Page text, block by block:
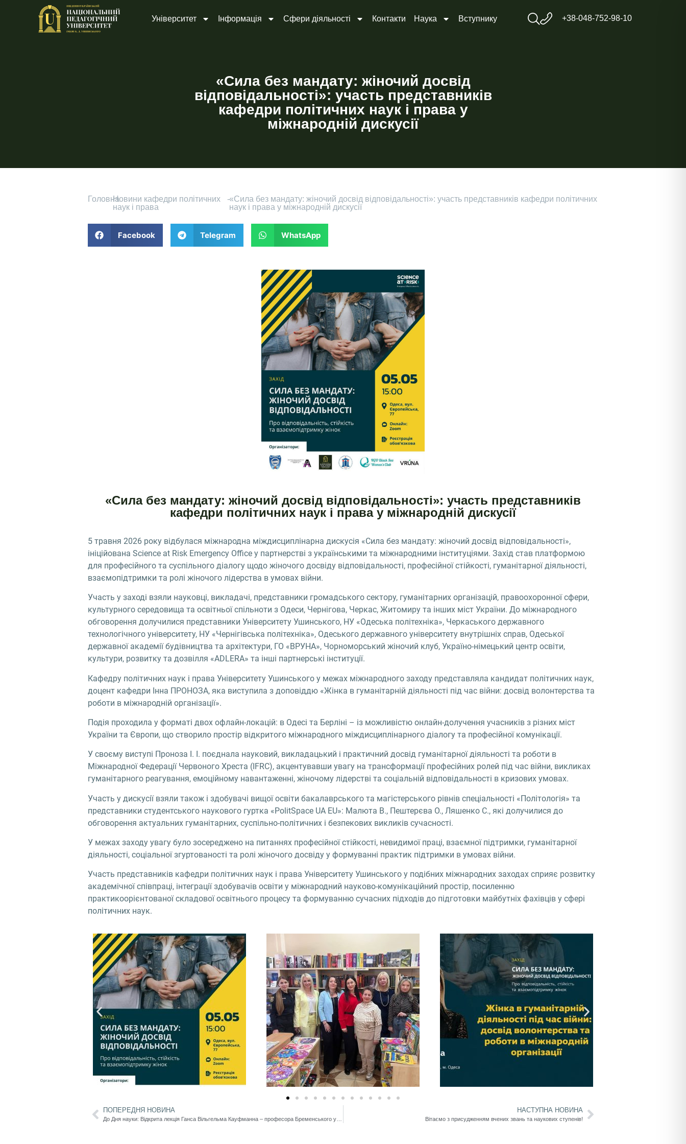
Університет Інформація Сфери діяльності Контакти Наука Вступнику +38-048-752-98-10
«Сила без мандату: жіночий досвід
відповідальності»: участь представників
кафедри політичних наук і права у
міжнародній дискусії
Головна
-Новини кафедри політичних
наук і права
-«Сила без мандату: жіночий досвід відповідальності»: участь представників кафедри політичних
наук і права у міжнародній дискусії
Facebook Telegram WhatsApp
«Сила без мандату: жіночий досвід відповідальності»: участь представників
кафедри політичних наук і права у міжнародній дискусії
5 травня 2026 року відбулася міжнародна міждисциплінарна дискусія «Сила без мандату: жіночий досвід відповідальності»,
ініційована Science at Risk Emergency Office у партнерстві з українськими та міжнародними інституціями. Захід став платформою
для професійного та суспільного діалогу щодо жіночого досвіду відповідальності, професійної стійкості, гуманітарної діяльності,
взаємопідтримки та ролі жіночого лідерства в умовах війни.
Участь у заході взяли науковці, викладачі, представники громадського сектору, гуманітарних організацій, правоохоронної сфери,
культурного середовища та освітньої спільноти з Одеси, Чернігова, Черкас, Житомиру та інших міст України. До міжнародного
обговорення долучилися представники Університету Ушинського, НУ «Одеська політехніка», Черкаського державного
технологічного університету, НУ «Чернігівська політехніка», Одеського державного університету внутрішніх справ, Одеської
державної академії будівництва та архітектури, ГО «ВРУНА», Чорноморський жіночий клуб, Україно-німецький центр освіти,
культури, розвитку та дозвілля «ADLERA» та інші партнерські інституції.
Кафедру політичних наук і права Університету Ушинського у межах міжнародного заходу представляла кандидат політичних наук,
доцент кафедри Інна ПРОНОЗА, яка виступила з доповіддю «Жінка в гуманітарній діяльності під час війни: досвід волонтерства та
роботи в міжнародній організації».
Подія проходила у форматі двох офлайн-локацій: в Одесі та Берліні – із можливістю онлайн-долучення учасників з різних міст
України та Європи, що створило простір відкритого міжнародного міждисциплінарного діалогу та професійної комунікації.
У своєму виступі Проноза І. І. поєднала науковий, викладацький і практичний досвід гуманітарної діяльності та роботи в
Міжнародної Федерації Червоного Хреста (IFRC), акцентувавши увагу на трансформації професійних ролей під час війни, викликах
гуманітарного реагування, емоційному навантаженні, жіночому лідерстві та соціальній відповідальності в кризових умовах.
Участь у дискусії взяли також і здобувачі вищої освіти бакалаврського та магістерського рівнів спеціальності «Політологія» та
представники студентського наукового гуртка «PolitSpace UA EU»: Малюта В., Пештерєва О., Ляшенко С., які долучилися до
обговорення актуальних гуманітарних, суспільно-політичних і безпекових викликів сучасності.
У межах заходу увагу було зосереджено на питаннях професійної стійкості, невидимої праці, взаємної підтримки, гуманітарної
діяльності, соціальної згуртованості та ролі жіночого досвіду у формуванні практик підтримки в умовах війни.
Участь представників кафедри політичних наук і права Університету Ушинського у подібних міжнародних заходах сприяє розвитку
академічної співпраці, інтеграції здобувачів освіти у міжнародний науково-комунікаційний простір, посиленню
практикоорієнтованої складової освітнього процесу та формуванню сучасних підходів до підготовки майбутніх фахівців у сфері
політичних наук.
ПОПЕРЕДНЯ НОВИНА
До Дня науки: Відкрита лекція Ганса Вільгельма Кауфманна – професора Бременського університету музики в ННІМПМСП
НАСТУПНА НОВИНА
Вітаємо з присудженням вчених звань та наукових ступенів!